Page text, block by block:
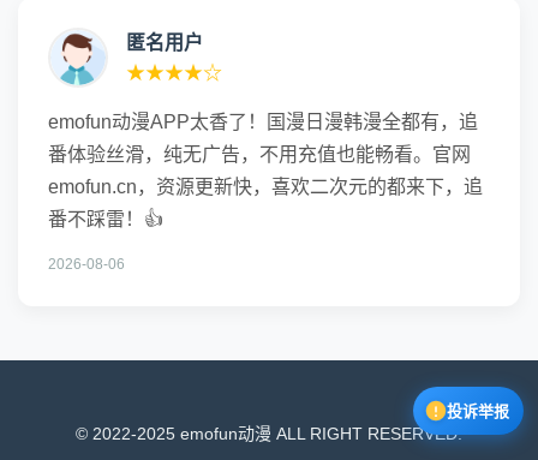
匿名用户
★★★★☆
emofun动漫APP太香了！国漫日漫韩漫全都有，追
番体验丝滑，纯无广告，不用充值也能畅看。官网
emofun.cn，资源更新快，喜欢二次元的都来下，追
番不踩雷！👍
2026-08-06
© 2022-2025 emofun动漫 ALL RIGHT RESERVED.
投诉举报